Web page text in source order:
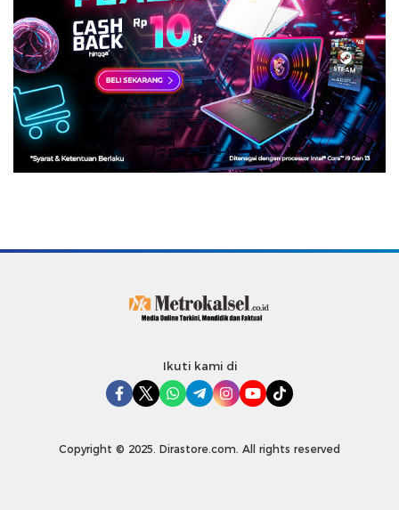
Ikuti kami di
Copyright © 2025. Dirastore.com. All rights reserved